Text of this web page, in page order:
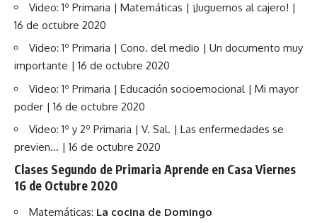
Video: 1º Primaria | Matemáticas | ¡Juguemos al cajero! |
16 de octubre 2020
Video: 1º Primaria | Cono. del medio | Un documento muy
importante | 16 de octubre 2020
Video: 1º Primaria | Educación socioemocional | Mi mayor
poder | 16 de octubre 2020
Video: 1º y 2º Primaria | V. Sal. | Las enfermedades se
previen… | 16 de octubre 2020
Clases Segundo de Primaria Aprende en Casa Viernes
16 de Octubre 2020
Matemáticas: La cocina de Domingo